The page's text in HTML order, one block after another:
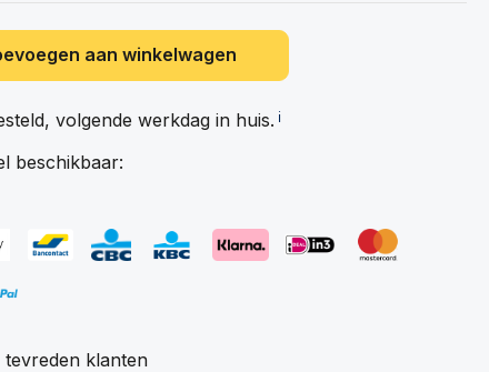
aan winkelwagen
volgende werkdag in huis. ℹ️
beschikbaar:
tevreden klanten